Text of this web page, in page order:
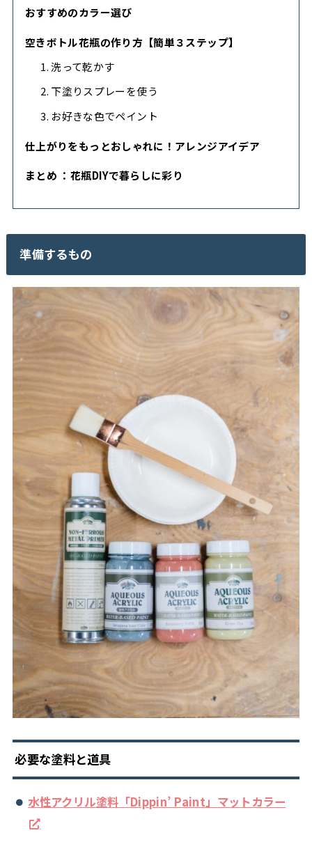
おすすめのカラー選び
空きボトル花瓶の作り方【簡単３ステップ】
1. 洗って乾かす
2. 下塗りスプレーを使う
3. お好きな色でペイント
仕上がりをもっとおしゃれに！アレンジアイデア
まとめ ：花瓶DIYで暮らしに彩り
準備するもの
必要な塗料と道具
水性アクリル塗料「Dippin’ Paint」マットカラー